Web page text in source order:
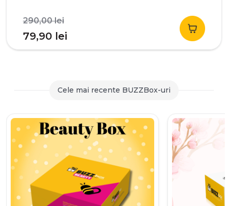
290,00leiPrețul
inițial
a
290,00 lei.
79,90 lei
curent
79,90 lei.
Cele mai recente BUZZBox-uri